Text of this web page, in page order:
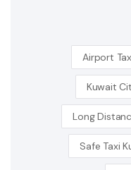
Airport
Kuwait
Long
Safe Taxi